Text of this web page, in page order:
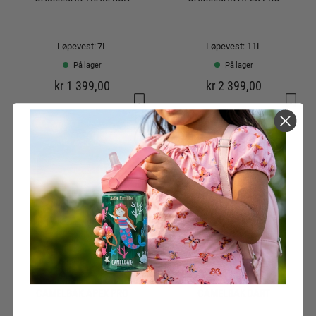
Løpevest: 7L
På lager
kr 1 399,00
Løpevest: 11L
På lager
kr 2 399,00